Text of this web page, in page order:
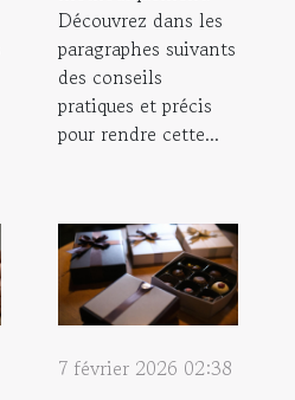
Découvrez dans les
paragraphes suivants
des conseils
pratiques et précis
pour rendre cette...
7 février 2026 02:38